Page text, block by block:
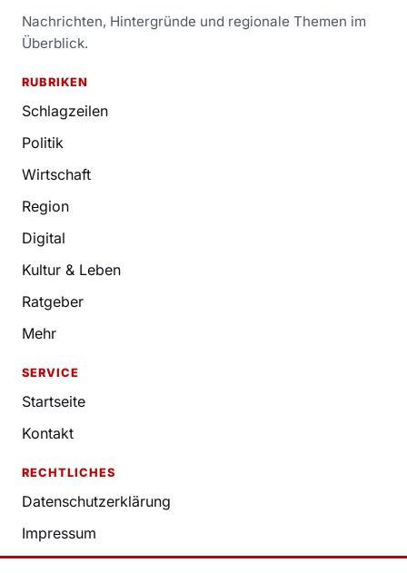
Nachrichten, Hintergründe und regionale Themen im
Überblick.
RUBRIKEN
Schlagzeilen
Politik
Wirtschaft
Region
Digital
Kultur & Leben
Ratgeber
Mehr
SERVICE
Startseite
Kontakt
RECHTLICHES
Datenschutzerklärung
Impressum